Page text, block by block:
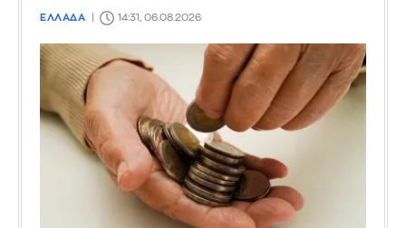
ΕΛΛΑΔΑ 14:31, 06.08.2026